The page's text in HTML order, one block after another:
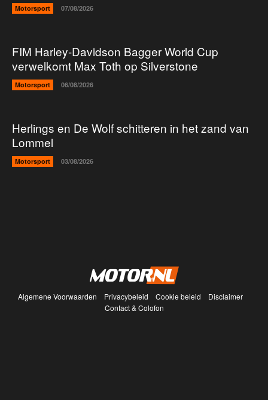
Motorsport 07/08/2026
FIM Harley-Davidson Bagger World Cup
verwelkomt Max Toth op Silverstone
Motorsport 06/08/2026
Herlings en De Wolf schitteren in het zand van
Lommel
Motorsport 03/08/2026
Algemene Voorwaarden Privacybeleid Cookie beleid
Disclaimer
Contact & Colofon